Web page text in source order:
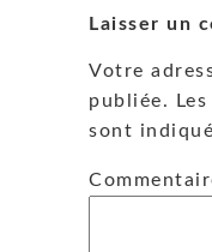
Laisser un
Votre
publiée.
sont